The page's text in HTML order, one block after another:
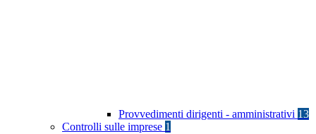
Provvedimenti dirigenti - amministrativi 13
Controlli sulle imprese 1